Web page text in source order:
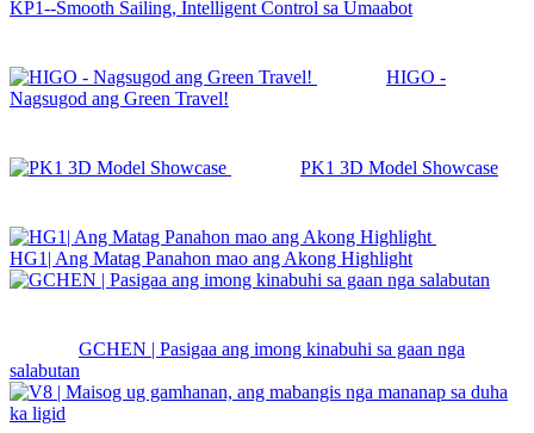
KP1--Smooth Sailing, Intelligent Control sa Umaabot
HIGO -
Nagsugod ang Green Travel!
PK1 3D Model Showcase
HG1| Ang Matag Panahon mao ang Akong Highlight
GCHEN | Pasigaa ang imong kinabuhi sa gaan nga
salabutan